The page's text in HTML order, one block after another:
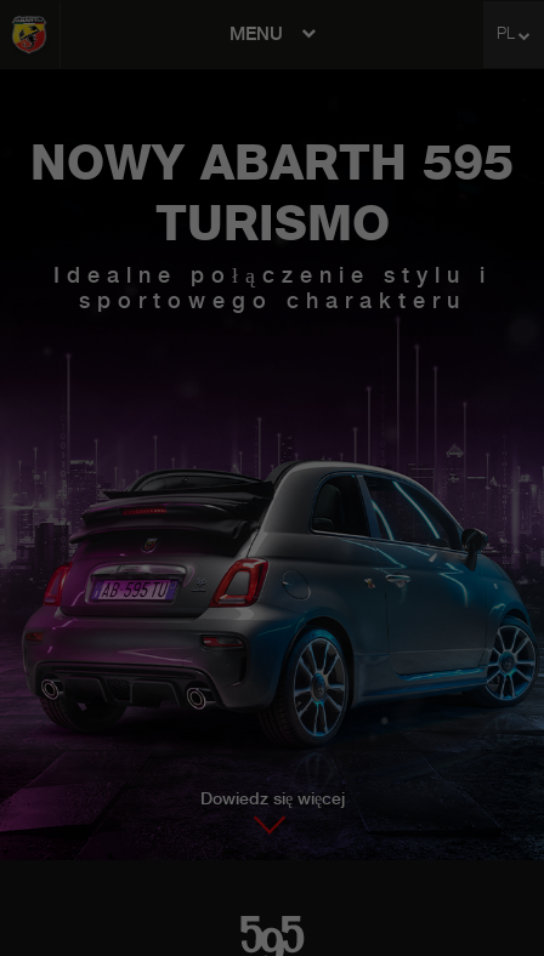
MENU PL
NOWY ABARTH 595
TURISMO
Idealne połączenie stylu i
sportowego charakteru
Dowiedz się więcej